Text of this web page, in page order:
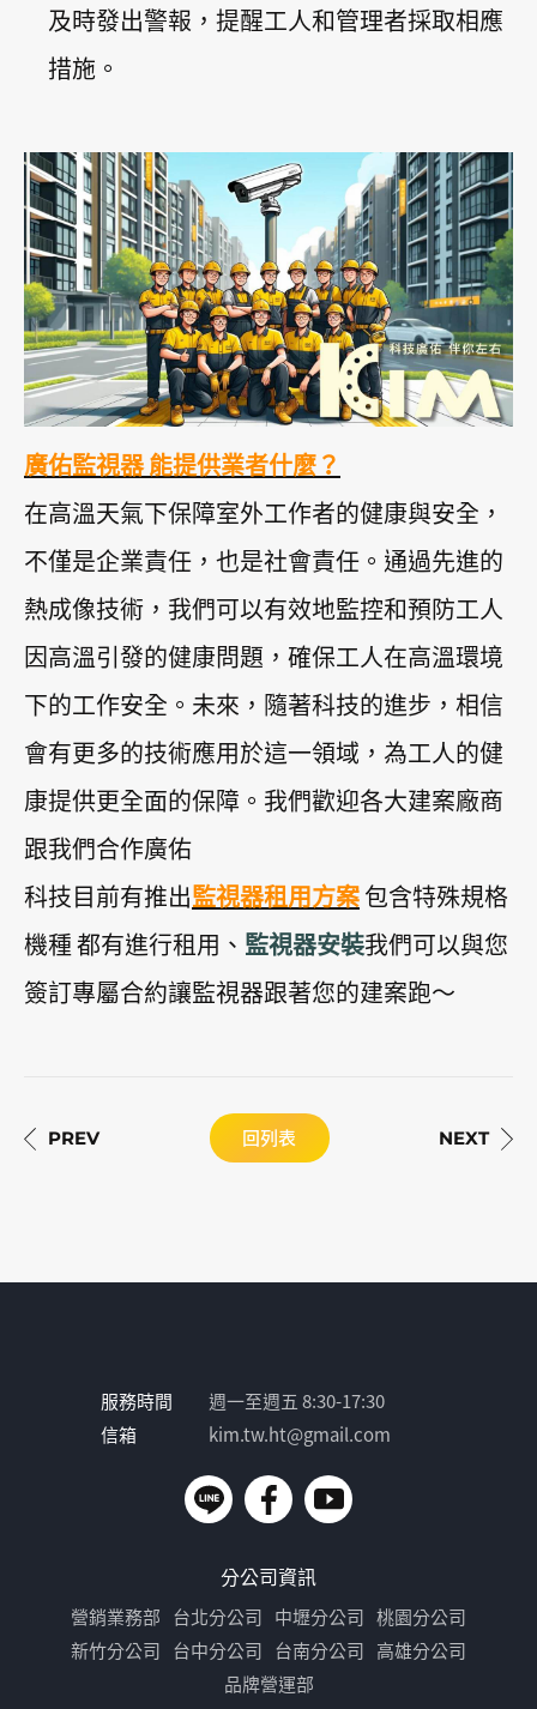
及時發出警報，提醒工人和管理者採取相應
措施。
廣佑監視器 能提供業者什麼？
在高溫天氣下保障室外工作者的健康與安全，
不僅是企業責任，也是社會責任。通過先進的
熱成像技術，我們可以有效地監控和預防工人
因高溫引發的健康問題，確保工人在高溫環境
下的工作安全。未來，隨著科技的進步，相信
會有更多的技術應用於這一領域，為工人的健
康提供更全面的保障。我們歡迎各大建案廠商
跟我們合作廣佑
科技目前有推出監視器租用方案包含特殊規格
機種 都有進行租用、 監視器安裝我們可以與您
簽訂專屬合約讓監視器跟著您的建案跑～
回列表
服務時間
週一至週五 8:30-17:30
信箱
kim.tw.ht@gmail.com
分公司資訊
營銷業務部 台北分公司 中壢分公司 桃園分公司
新竹分公司 台中分公司 台南分公司 高雄分公司
品牌營運部